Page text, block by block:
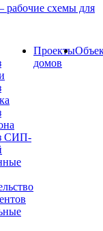
СИП-
Проекты
домов